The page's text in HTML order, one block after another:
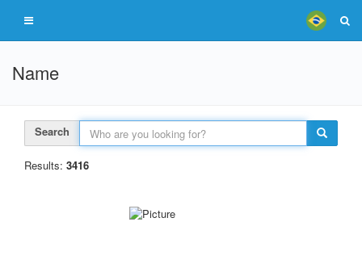
Name
Search
Results: 3416